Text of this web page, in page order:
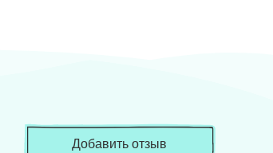
Добавить отзыв